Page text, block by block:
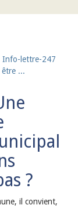
Info-lettre-247
être ...
?
il convient,